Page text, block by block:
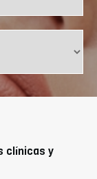
clínicas y